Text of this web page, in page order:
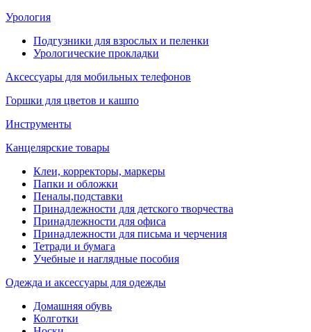
Урология
Подгузники для взрослых и пеленки
Урологические прокладки
Аксессуары для мобильных телефонов
Горшки для цветов и кашпо
Инструменты
Канцелярские товары
Клеи, корректоры, маркеры
Папки и обложки
Пеналы,подставки
Принадлежности для детского творчества
Принадлежности для офиса
Принадлежности для письма и черчения
Тетради и бумага
Учебные и наглядные пособия
Одежда и аксессуары для одежды
Домашняя обувь
Колготки